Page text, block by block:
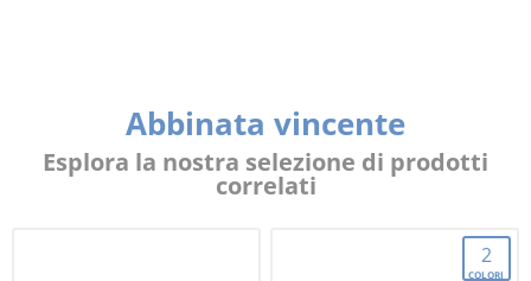
Abbinata vincente
Esplora la nostra selezione di prodotti
correlati
2
COLORI